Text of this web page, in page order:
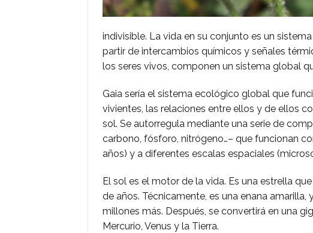
indivisible. La vida en su conjunto es un
partir de intercambios químicos y señales
los seres vivos, componen un sistema global
Gaia sería el sistema ecológico global que
vivientes, las relaciones entre ellos y de ellos
sol. Se autorregula mediante una serie de
carbono, fósforo, nitrógeno…– que funcionan
años) y a diferentes escalas espaciales
El sol es el motor de la vida. Es una estrella
de años. Técnicamente, es una enana
millones más. Después, se convertirá en una
Mercurio, Venus y la Tierra.